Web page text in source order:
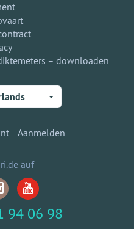
– downloaden
Aanmelden
auf
94 06 98